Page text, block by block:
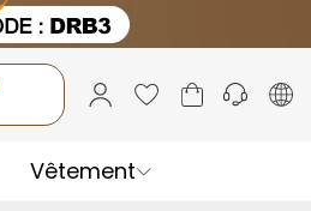
Vêtement